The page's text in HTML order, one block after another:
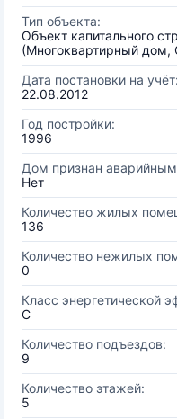
Тип объекта:
Объект капитального
(Многоквартирный дом,
Дата постановки на учёт:
22.08.2012
Год постройки:
1996
Дом признан
Нет
Количество жилых
136
Количество нежилых
0
Класс энергетической
C
Количество подъездов:
9
Количество этажей:
5